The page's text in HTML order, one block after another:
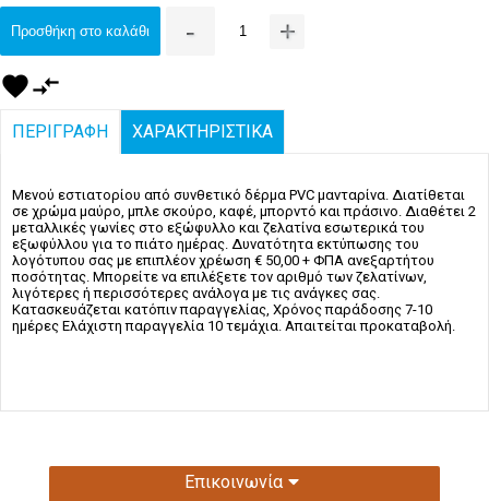
Προσθήκη στο καλάθι - +
favoritecompare_arrows
ΠΕΡΙΓΡΑΦΗ ΧΑΡΑΚΤΗΡΙΣΤΙΚΑ
Μενού εστιατορίου από συνθετικό δέρμα PVC μανταρίνα. Διατίθεται
σε χρώμα μαύρο, μπλε σκούρο, καφέ, μπορντό και πράσινο. Διαθέτει 2
μεταλλικές γωνίες στο εξώφυλλο και ζελατίνα εσωτερικά του
εξωφύλλου για το πιάτο ημέρας. Δυνατότητα εκτύπωσης του
λογότυπου σας με επιπλέον χρέωση € 50,00 + ΦΠΑ ανεξαρτήτου
ποσότητας. Μπορείτε να επιλέξετε τον αριθμό των ζελατίνων,
λιγότερες ή περισσότερες ανάλογα με τις ανάγκες σας.
Κατασκευάζεται κατόπιν παραγγελίας, Χρόνος παράδοσης 7-10
ημέρες Ελάχιστη παραγγελία 10 τεμάχια. Απαιτείται προκαταβολή.
Επικοινωνία